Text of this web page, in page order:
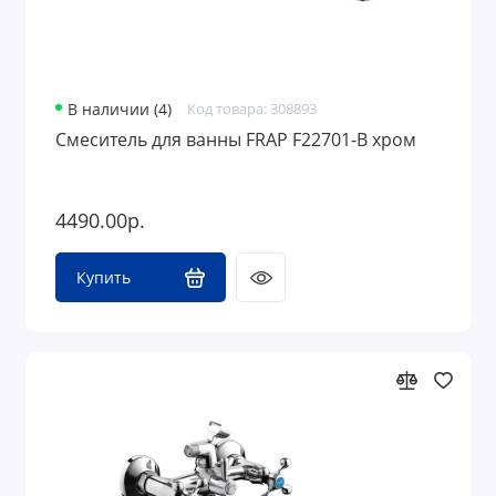
В наличии (4) Код товара: 308893
Смеситель для ванны FRAP F22701-B хром
4490.00р.
Купить